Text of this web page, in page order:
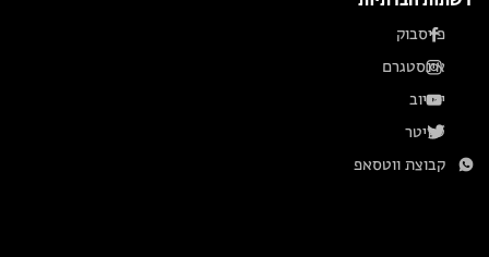
פייסבוק
אינסטגרם
יוטיוב
טוויטר
קבוצת ווטסאפ